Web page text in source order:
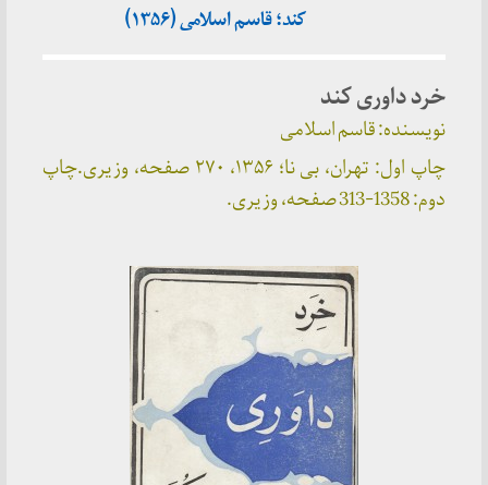
کند؛ قاسم اسلامی (۱۳۵۶)
خرد داوری کند
نویسنده: قاسم اسلامی
چاپ اول: تهران، بی نا؛ ۱۳۵۶، ۲۷۰ صفحه، وزیری.چاپ
دوم: 1358-313 صفحه، وزیری.